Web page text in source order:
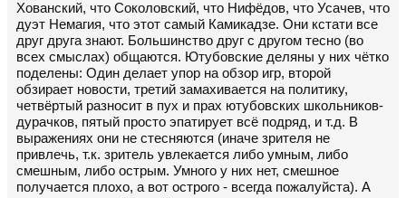
Хованский, что Соколовский, что Нифёдов, что Усачев, что
дуэт Немагия, что этот самый Камикадзе. Они кстати все
друг друга знают. Большинство друг с другом тесно (во
всех смыслах) общаются. Ютубовские деляны у них чётко
поделены: Один делает упор на обзор игр, второй
обзирает новости, третий замахивается на политику,
четвёртый разносит в пух и прах ютубовских школьников-
дурачков, пятый просто эпатирует всё подряд, и т.д. В
выражениях они не стесняются (иначе зрителя не
привлечь, т.к. зритель увлекается либо умным, либо
смешным, либо острым. Умного у них нет, смешное
получается плохо, а вот острого - всегда пожалуйста). А